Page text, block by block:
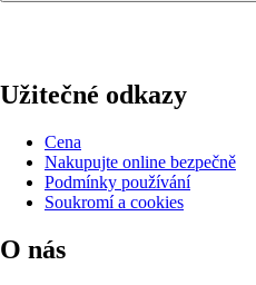
Užitečné odkazy
Cena
Nakupujte online bezpečně
Podmínky používání
Soukromí a cookies
O nás